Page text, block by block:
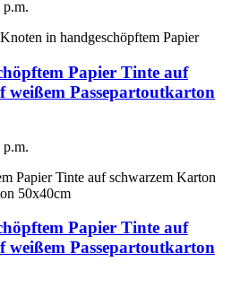
in handgeschöpftem Papier
Papier Tinte auf
weißem Passepartoutkarton
Papier Tinte auf schwarzem Karton
50x40cm
Papier Tinte auf
weißem Passepartoutkarton